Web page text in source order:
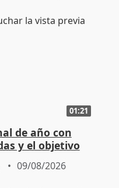
01:21
de año con
y el objetivo
09/08/2026